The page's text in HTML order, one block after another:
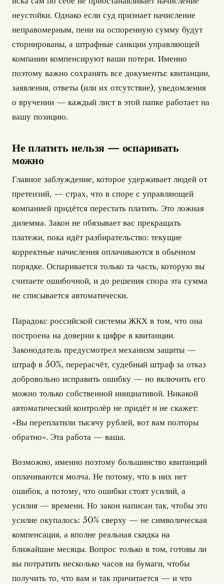
неустойки. Однако если суд признает начисление
неправомерным, пени на оспоренную сумму будут
сторнированы, а штрафные санкции управляющей
компании компенсируют ваши потери. Именно
поэтому важно сохранять все документы: квитанции,
заявления, ответы (или их отсутствие), уведомления
о вручении — каждый лист в этой папке работает на
вашу позицию.
Не платить нельзя — оспаривать
можно
Главное заблуждение, которое удерживает людей от
претензий, — страх, что в споре с управляющей
компанией придётся перестать платить. Это ложная
дилемма. Закон не обязывает вас прекращать
платежи, пока идёт разбирательство: текущие
корректные начисления оплачиваются в обычном
порядке. Оспаривается только та часть, которую вы
считаете ошибочной, и до решения спора эта сумма
не списывается автоматически.
Парадокс российской системы ЖКХ в том, что она
построена на доверии к цифре в квитанции.
Законодатель предусмотрел механизм защиты —
штраф в 50%, перерасчёт, судебный штраф за отказ
добровольно исправить ошибку — но включить его
можно только собственной инициативой. Никакой
автоматический контролёр не придёт и не скажет:
«Вы переплатили тысячу рублей, вот вам полторы
обратно». Эта работа — ваша.
Возможно, именно поэтому большинство квитанций
оплачиваются молча. Не потому, что в них нет
ошибок, а потому, что ошибки стоят усилий, а
усилия — времени. Но закон написан так, чтобы это
усилие окупалось: 50% сверху — не символическая
компенсация, а вполне реальная скидка на
ближайшие месяцы. Вопрос только в том, готовы ли
вы потратить несколько часов на бумаги, чтобы
получить то, что вам и так причитается — и что